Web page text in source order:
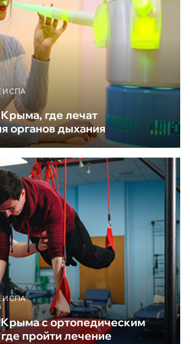
И СПА
где лечат
органов дыхания
И СПА
с ортопедическим
пройти лечение